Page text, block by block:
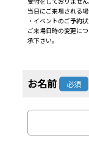
当日にご来場される
・イベントのご予約
ご来場日時の変更に
承下さい。
お名前 必須